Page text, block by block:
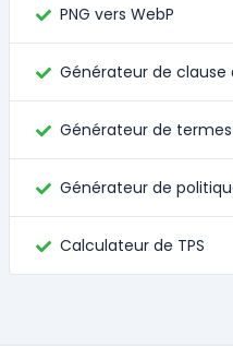
PNG vers WebP
Générateur de
Générateur de
Générateur de
Calculateur de TPS